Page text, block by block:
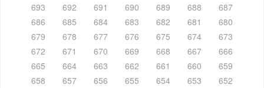
693
692 691 690 689 688
687
686
685 684 683 682 681
680
679
678 677 676 675 674
673
672
671 670 669 668 667
666
665
664 663 662 661 660
659
658
657 656 655 654 653
652